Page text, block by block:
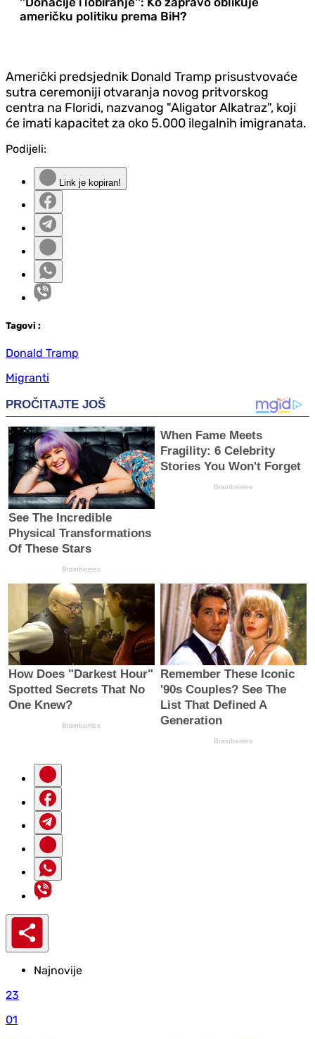
američku politiku prema BiH?
Američki predsjednik Donald Tramp prisustvovaće
sutra ceremoniji otvaranja novog pritvorskog
centra na Floridi, nazvanog "Aligator Alkatraz", koji
će imati kapacitet za oko 5.000 ilegalnih imigranata.
Podijeli:
Link je kopiran!
Tagovi :
Donald Tramp
Migranti
Najnovije
23
01